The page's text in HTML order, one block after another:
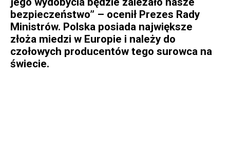
bezpieczeństwo” – ocenił Prezes Rady
Ministrów. Polska posiada największe
złoża miedzi w Europie i należy do
czołowych producentów tego surowca na
świecie.